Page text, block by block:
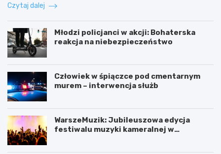
Czytaj dalej
Młodzi policjanci w akcji: Bohaterska
reakcja na niebezpieczeństwo
Człowiek w śpiączce pod cmentarnym
murem – interwencja służb
WarszeMuzik: Jubileuszowa edycja
festiwalu muzyki kameralnej w